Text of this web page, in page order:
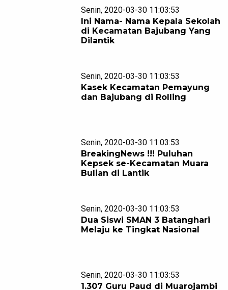
Senin, 2020-03-30 11:03:53
Ini Nama- Nama Kepala Sekolah
di Kecamatan Bajubang Yang
Dilantik
Senin, 2020-03-30 11:03:53
Kasek Kecamatan Pemayung
dan Bajubang di Rolling
Senin, 2020-03-30 11:03:53
BreakingNews !!! Puluhan
Kepsek se-Kecamatan Muara
Bulian di Lantik
Senin, 2020-03-30 11:03:53
Dua Siswi SMAN 3 Batanghari
Melaju ke Tingkat Nasional
Senin, 2020-03-30 11:03:53
1.307 Guru Paud di Muarojambi